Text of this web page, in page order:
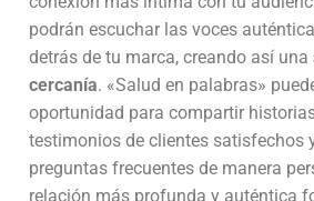
podrán escuchar las voces
detrás de tu marca, creando así una
cercanía. «Salud en palabras»
oportunidad para compartir
testimonios de clientes satisfechos
preguntas frecuentes de manera
relación más profunda y auténtica